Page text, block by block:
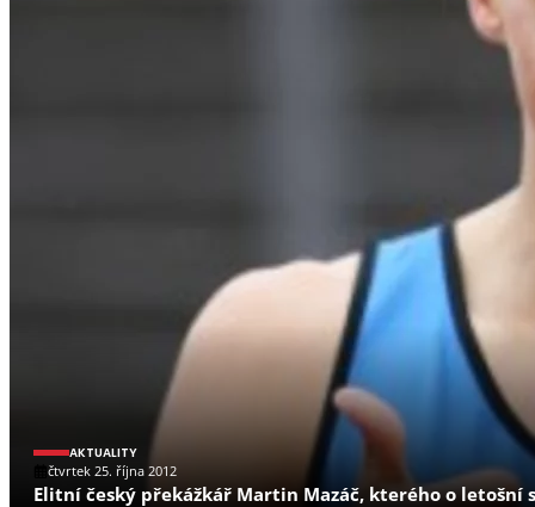
AKTUALITY
čtvrtek 25. října 2012
Elitní český překážkář Martin Mazáč, kterého o